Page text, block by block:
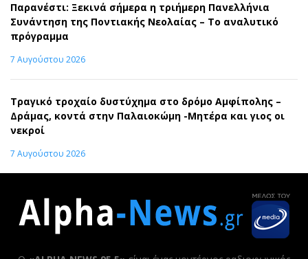
Παρανέστι: Ξεκινά σήμερα η τριήμερη Πανελλήνια
Συνάντηση της Ποντιακής Νεολαίας – Το αναλυτικό
πρόγραμμα
7 Αυγούστου 2026
Τραγικό τροχαίο δυστύχημα στο δρόμο Αμφίπολης –
Δράμας, κοντά στην Παλαιοκώμη -Μητέρα και γιος οι
νεκροί
7 Αυγούστου 2026